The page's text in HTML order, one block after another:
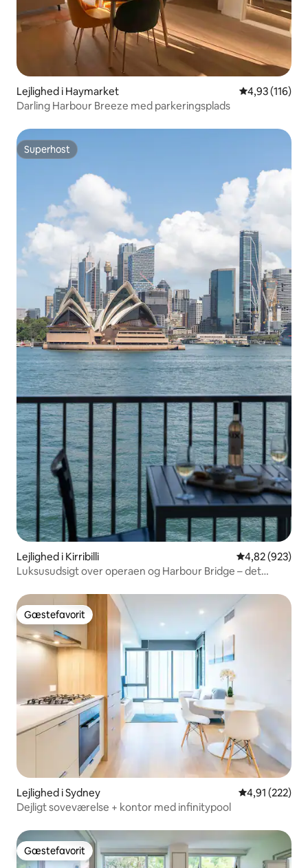
Lejlighed i Haymarket 4,93 ud af 5 i
4,93 (116)
Darling Harbour Breeze med parkeringsplads
Superhost
Superhost
Lejlighed i Kirribilli 4,82 ud af 5 i
4,82 (923)
Luksusudsigt over operaen og Harbour Bridge – det
Gæstefavorit
Gæstefavorit
Lejlighed i Sydney 4,91 ud af 5 i
4,91 (222)
Dejligt soveværelse + kontor med infinitypool
Gæstefavorit
Gæstefavorit